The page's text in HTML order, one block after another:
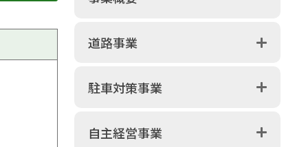
道路事業
駐車対策事業
自主経営事業